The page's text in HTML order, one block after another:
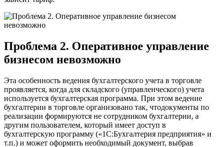
Проблема 2. Оперативное управление
бизнесом невозможно
Эта особенность ведения бухгалтерского учета в торговле
проявляется, когда для складского (управленческого) учета
используется бухгалтерская программа. При этом ведение
бухгалтерии в торговле организовано так, чтодокументы по
реализации формируются не сотрудником бухгалтерии, а
другим пользователем, который имеет доступ в
бухгалтерскую программу («1С:Бухгалтерия предприятия» и
т.п.) и может оформить необходимый документ, выбрав